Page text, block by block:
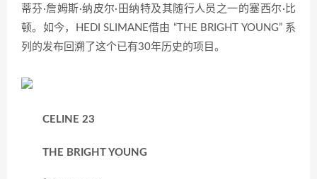
蒂芬·詹姆斯·纳皮尔·田纳特及其随行人员之一的塞西尔·比
顿。如今，HEDI SLIMANE借由 “THE BRIGHT YOUNG” 系
列的发布回溯了这个已有30年历史的项目。
CELINE 23
THE BRIGHT YOUNG